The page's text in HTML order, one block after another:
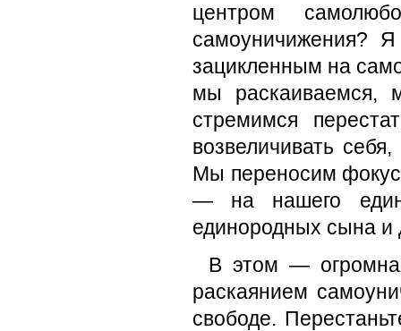
центром
самоуничижения?
зацикленным на
мы раскаиваемся,
стремимся
возвеличивать
Мы переносим фокус
— на нашего
единородных сына и
В этом —
раскаянием
свободе.